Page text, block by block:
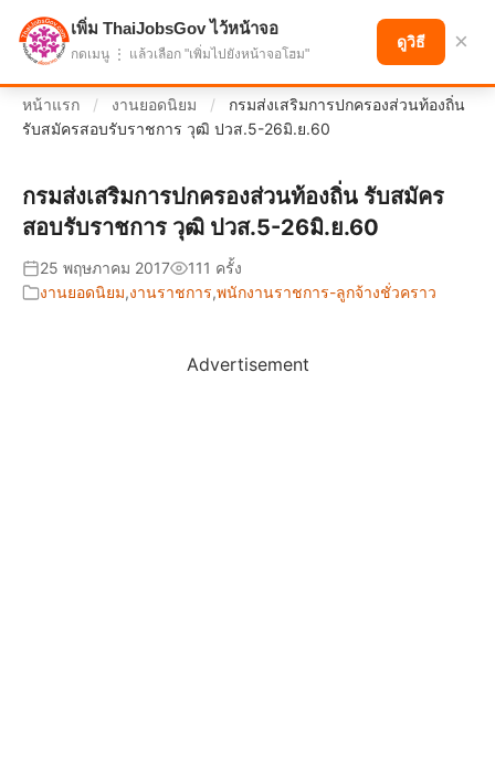
แบ่งปันโอกาส เพื่ออนาคตที่ก้าวหน้า
หน้าแรก / งานยอดนิยม /
กรมส่งเสริมการปกครองส่วนท้องถิ่น
รับสมัครสอบรับราชการ วุฒิ ปวส.5-26มิ.ย.60
กรมส่งเสริมการปกครองส่วนท้องถิ่น รับสมัคร
สอบรับราชการ วุฒิ ปวส.5-26มิ.ย.60
25 พฤษภาคม 2017
111 ครั้ง
งานยอดนิยม,งานราชการ,พนักงานราชการ-ลูกจ้างชั่วคราว
Advertisement
เพิ่ม ThaiJobsGov ไว้หน้าจอ
กดเมนู ⋮ แล้วเลือก "เพิ่มไปยังหน้าจอโฮม"
ดูวิธี ×